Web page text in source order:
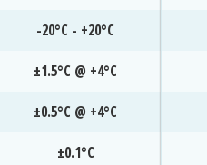
-20°C - +20°C
±1.5°C @ +4°C
±0.5°C @ +4°C
±0.1°C